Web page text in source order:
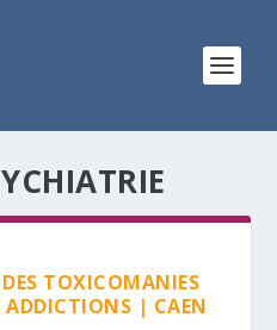
TOXICOMANIES
ADDICTIONS | CAEN